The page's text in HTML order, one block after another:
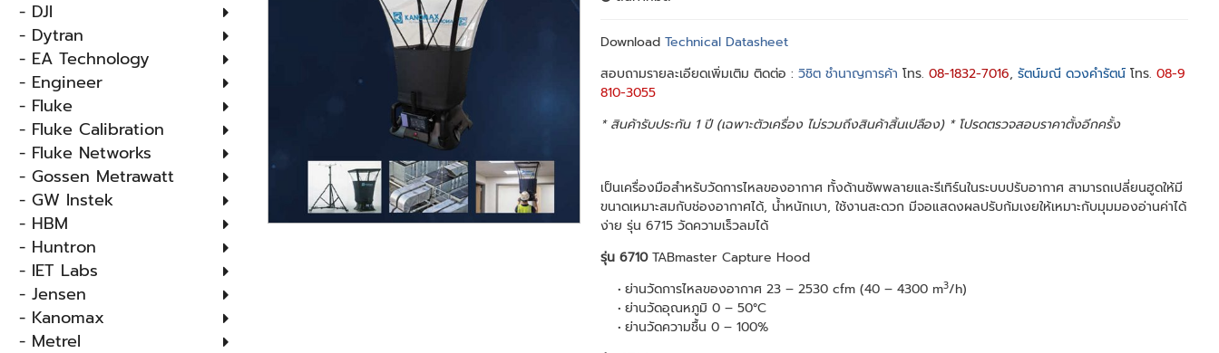
- DJI
- Dytran
- EA Technology
- Engineer
- Fluke
- Fluke Calibration
- Fluke Networks
- Gossen Metrawatt
- GW Instek
- HBM
- Huntron
- IET Labs
- Jensen
- Kanomax
- Metrel
Download Technical Datasheet
สอบถามรายละเอียดเพิ่มเติม ติดต่อ : วิชิต ชำนาญการค้า โทร. 08-1832-7016, รัตน์มณี ดวงคำรัตน์โทร. 08-9
810-3055
* สินค้ารับประกัน 1 ปี (เฉพาะตัวเครื่อง ไม่รวมถึงสินค้าสิ้นเปลือง) * โปรดตรวจสอบราคาตั้งอีกครั้ง
เป็นเครื่องมือสำหรับวัดการไหลของอากาศ ทั้งด้านซัพพลายและรีเทิร์นในระบบปรับอากาศ สามารถเปลี่ยนฮูดให้มี
ขนาดเหมาะสมกับช่องอากาศได้, น้ำหนักเบา, ใช้งานสะดวก มีจอแสดงผลปรับก้มเงยให้เหมาะกับมุมมองอ่านค่าได้
ง่าย รุ่น 6715 วัดความเร็วลมได้
รุ่น 6710TABmaster Capture Hood
ย่านวัดการไหลของอากาศ 23 – 2530 cfm (40 – 4300 m3/h)
ย่านวัดอุณหภูมิ 0 – 50°C
ย่านวัดความชื้น 0 – 100%